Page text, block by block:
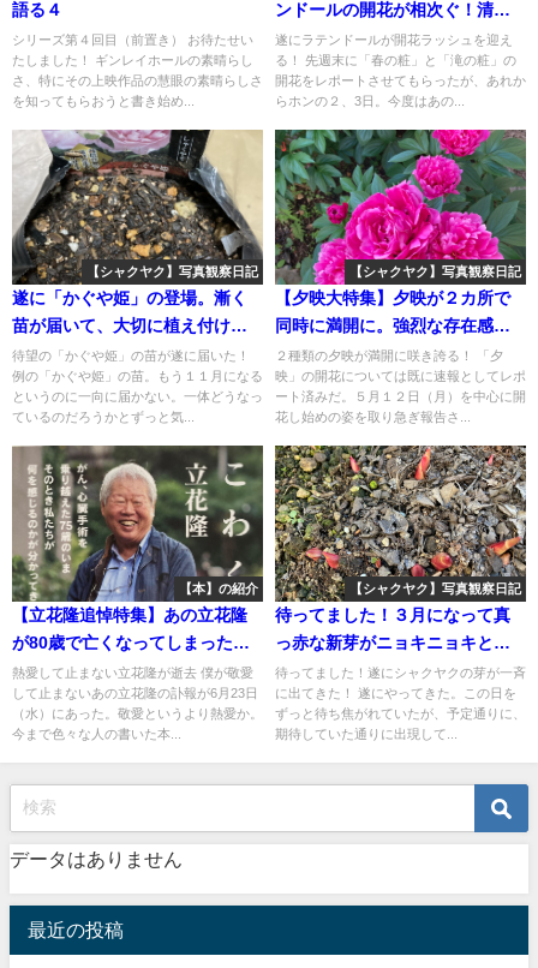
語る４
シリーズ第４回目（前置き） お待たせい
たしました！ ギンレイホールの素晴らし
さ、特にその上映作品の慧眼の素晴らしさ
を知ってもらおうと書き始め...
ンドールの開花が相次ぐ！清楚
な美しさに感動～シャクヤク栽
培 写真観察日記：2023年⑬
遂にラテンドールが開花ラッシュを迎え
る！ 先週末に「春の粧」と「滝の粧」の
開花をレポートさせてもらったが、あれか
らホンの２、3日。今度はあの...
【シャクヤク】写真観察日記
遂に「かぐや姫」の登場。漸く
苗が届いて、大切に植え付け
た！～シャクヤク栽培 写真観察
日記：2023年㉔
待望の「かぐや姫」の苗が遂に届いた！
例の「かぐや姫」の苗。もう１１月になる
というのに一向に届かない。一体どうなっ
ているのだろうかとずっと気...
【シャクヤク】写真観察日記
【夕映大特集】夕映が２カ所で
同時に満開に。強烈な存在感と
美しさに圧倒される！～シャク
ヤク栽培写真観察日記：2025年
㉓
２種類の夕映が満開に咲き誇る！ 「夕
映」の開花については既に速報としてレポ
ート済みだ。５月１２日（月）を中心に開
花し始めの姿を取り急ぎ報告さ...
【本】の紹介
【立花隆追悼特集】あの立花隆
が80歳で亡くなってしまった！
「死はこわくない」を一気読み
熱愛して止まない立花隆が逝去 僕が敬愛
して止まないあの立花隆の訃報が6月23日
（水）にあった。敬愛というより熱愛か。
今まで色々な人の書いた本...
【シャクヤク】写真観察日記
待ってました！３月になって真
っ赤な新芽がニョキニョキと一
斉に出現！～シャクヤク栽培 写
真観察日記：2024年①
待ってました！遂にシャクヤクの芽が一斉
に出てきた！ 遂にやってきた。この日を
ずっと待ち焦がれていたが、予定通りに、
期待していた通りに出現して...
データはありません
最近の投稿